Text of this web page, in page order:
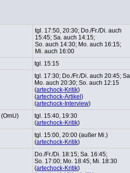
tgl. 17:50, 20:30; Do./Fr./Di. auch
15:45; Sa. auch 14:15;
So. auch 14:30; Mo. auch 16:15;
Mi. auch 16:00
tgl. 15:15
tgl. 17:30; Do./Fr./Di. auch 20:45;
Mo. auch 20:30; So. auch 12:15
(artechock-Kritik)
(artechock-Artikel)
(artechock-Interview)
(OmU)
tgl. 15:40, 19:30
(artechock-Kritik)
tgl. 15:00, 20:00 (außer Mi.)
(artechock-Kritik)
Do./Fr./Di. 18:15; Sa. 16:45;
So. 17:00; Mo. 18:45; Mi. 18:30
(artechock-Kritik)